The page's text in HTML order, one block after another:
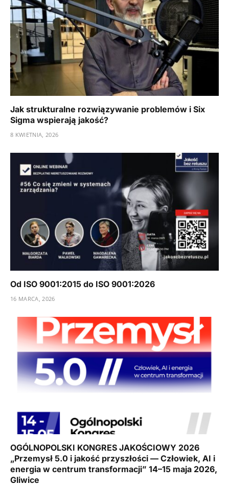
Jak strukturalne rozwiązywanie problemów i Six
Sigma wspierają jakość?
8 KWIETNIA, 2026
Od ISO 9001:2015 do ISO 9001:2026
16 MARCA, 2026
OGÓLNOPOLSKI KONGRES JAKOŚCIOWY 2026
„Przemysł 5.0 i jakość przyszłości — Człowiek, AI i
energia w centrum transformacji” 14–15 maja 2026,
Gliwice